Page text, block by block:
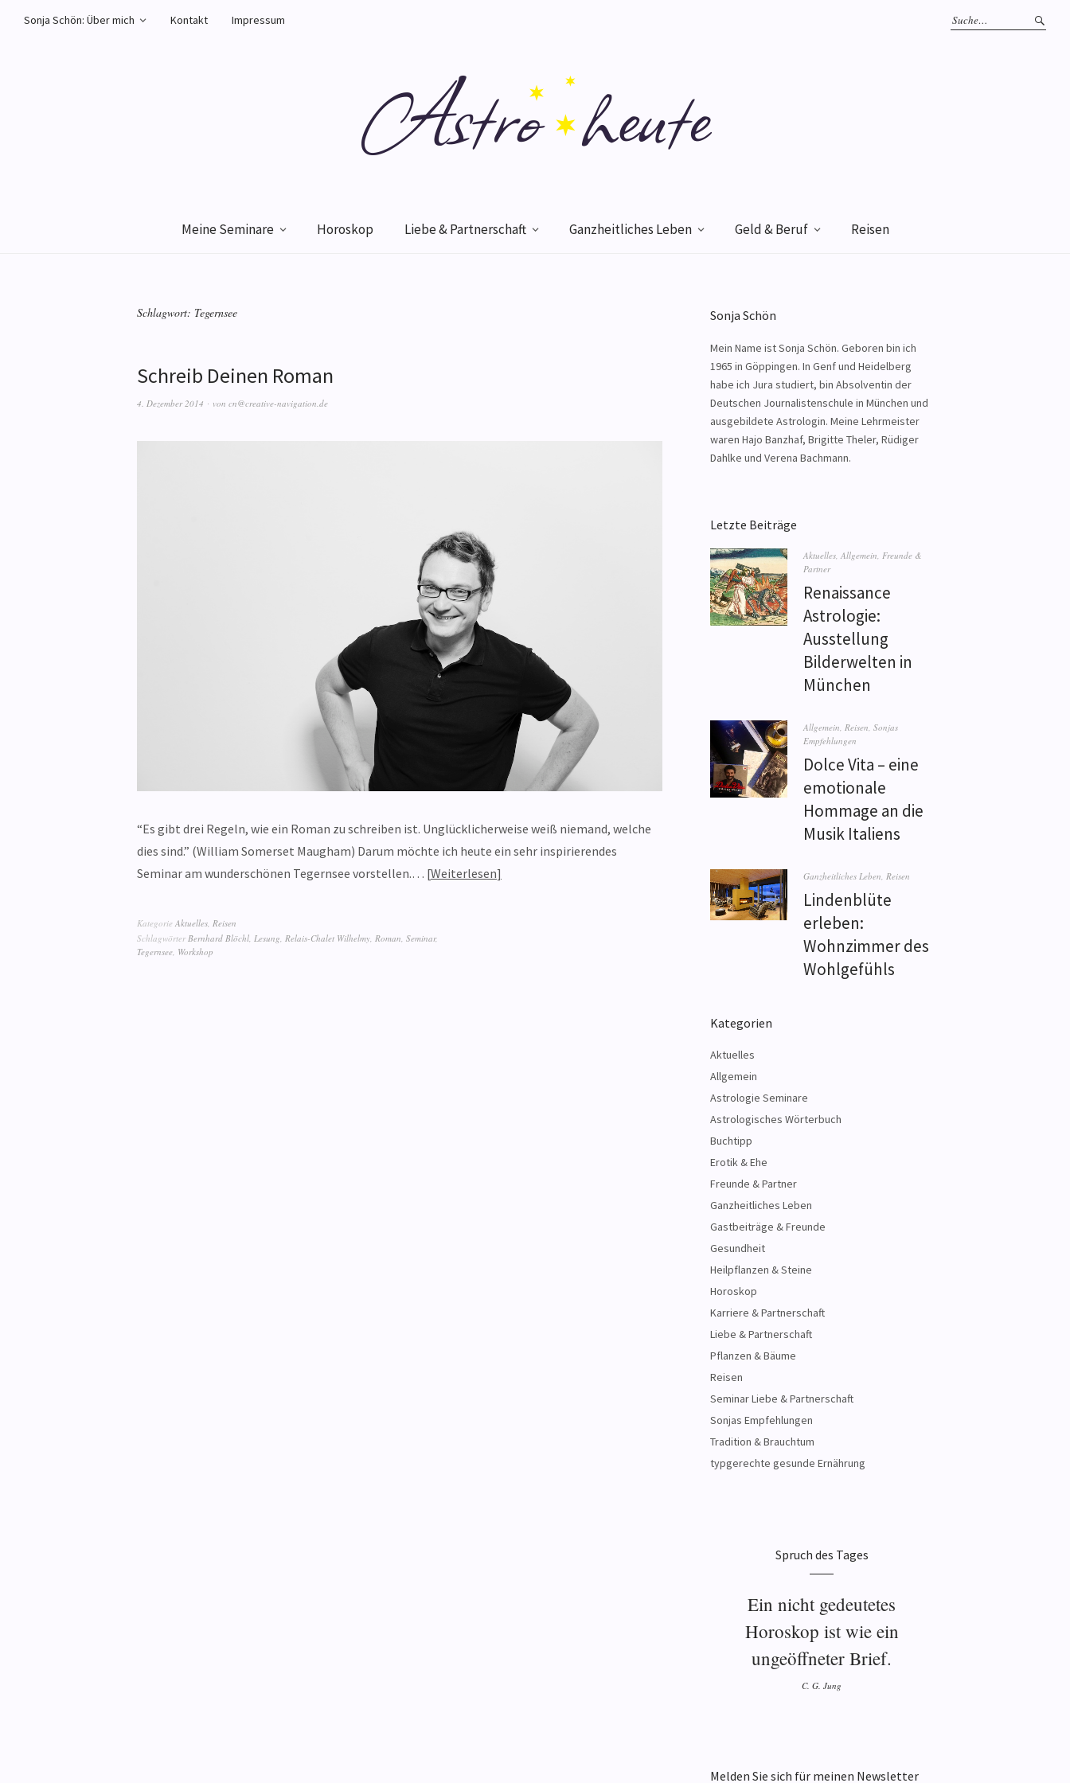
Sonja Schön: Über mich Kontakt Impressum
Meine Seminare Horoskop Liebe & Partnerschaft Ganzheitliches Leben Geld & Beruf Reisen
Schlagwort: Tegernsee
Schreib Deinen Roman
4. Dezember 2014 von cn@creative-navigation.de
“Es gibt drei Regeln, wie ein Roman zu schreiben ist. Unglücklicherweise weiß niemand, welche
dies sind.” (William Somerset Maugham) Darum möchte ich heute ein sehr inspirierendes
Seminar am wunderschönen Tegernsee vorstellen.… Weiterlesen
Kategorie Aktuelles, Reisen
SchlagwörterBernhard Blöchl, Lesung, Relais-Chalet Wilhelmy, Roman, Seminar,
Tegernsee, Workshop
Sonja Schön
Mein Name ist Sonja Schön. Geboren bin ich
1965 in Göppingen. In Genf und Heidelberg
habe ich Jura studiert, bin Absolventin der
Deutschen Journalistenschule in München und
ausgebildete Astrologin. Meine Lehrmeister
waren Hajo Banzhaf, Brigitte Theler, Rüdiger
Dahlke und Verena Bachmann.
Letzte Beiträge
Aktuelles, Allgemein, Freunde &
Partner
Renaissance
Astrologie:
Ausstellung
Bilderwelten in
München
Allgemein, Reisen, Sonjas
Empfehlungen
Dolce Vita – eine
emotionale
Hommage an die
Musik Italiens
Ganzheitliches Leben, Reisen
Lindenblüte
erleben:
Wohnzimmer des
Wohlgefühls
Kategorien
Aktuelles
Allgemein
Astrologie Seminare
Astrologisches Wörterbuch
Buchtipp
Erotik & Ehe
Freunde & Partner
Ganzheitliches Leben
Gastbeiträge & Freunde
Gesundheit
Heilpflanzen & Steine
Horoskop
Karriere & Partnerschaft
Liebe & Partnerschaft
Pflanzen & Bäume
Reisen
Seminar Liebe & Partnerschaft
Sonjas Empfehlungen
Tradition & Brauchtum
typgerechte gesunde Ernährung
Spruch des Tages
Ein nicht gedeutetes
Horoskop ist wie ein
ungeöffneter Brief.
C. G. Jung
Melden Sie sich für meinen Newsletter